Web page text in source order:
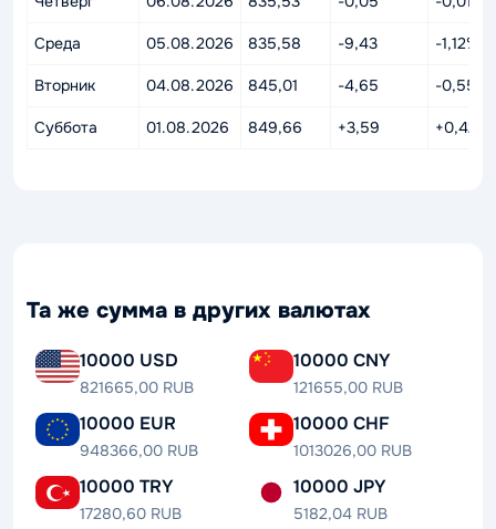
Среда 05.08.2026 835,58 -9,43 -1,12%
Вторник 04.08.2026 845,01 -4,65 -0,55%
Суббота 01.08.2026 849,66 +3,59 +0,42%
Та же сумма в других валютах
10000 USD
821665,00 RUB
10000 CNY
121655,00 RUB
10000 EUR
948366,00 RUB
10000 CHF
1013026,00 RUB
10000 TRY
17280,60 RUB
10000 JPY
5182,04 RUB